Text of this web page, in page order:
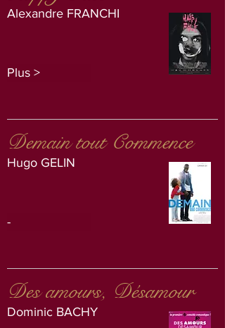
Plus >
Alexandre FRANCHI
Demain tout Commence
-
Hugo GELIN
Des amours, Désamour
Dominic BACHY